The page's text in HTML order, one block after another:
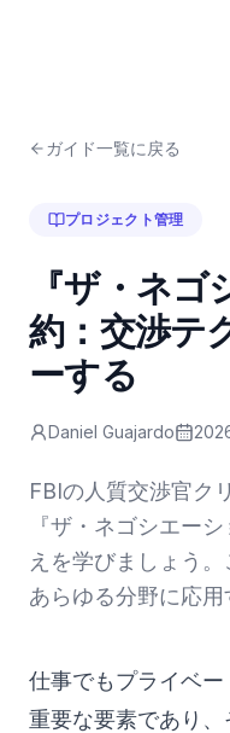
ガイド一覧に戻る
プロジェクト管理
『ザ・ネ
約：交渉テ
ーする
Daniel Guajardo
FBIの人質交渉官ク
『ザ・ネゴシエー
えを学びましょう
あらゆる分野に応用
仕事でもプライベ
重要な要素であり